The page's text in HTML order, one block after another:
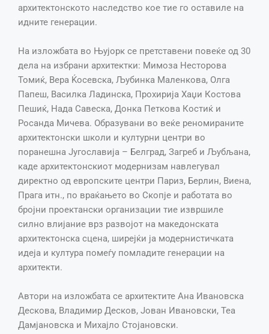
архитектонското наследство кое тие го оставиле на
идните генерации.
На изложбата во Њујорк се претставени повеќе од 30
дела на избрани архитектки: Мимоза Несторова
Томиќ, Вера Ќосевска, Љубинка Маленкова, Олга
Папеш, Василка Ладинска, Прохирија Хаџи Костова
Пешиќ, Нада Савеска, Донка Петкова Костиќ и
Росанда Мичева. Образувани во веќе реномираните
архитектонски школи и културни центри во
поранешна Југославија – Белград, Загреб и Љубљана,
каде архитектонскиот модернизам навлегувал
директно од европските центри Париз, Берлин, Виена,
Прага итн., по враќањето во Скопје и работата во
бројни проектански организации тие извршиле
силно влијание врз развојот на македонската
архитектонска сцена, ширејќи ја модернистичката
идеја и култура помеѓу помладите генерации на
архитекти.
Автори на изложбата се архитектите Ана Ивановска
Дескова, Владимир Десков, Јован Ивановски, Теа
Дамјановска и Михајло Стојановски.